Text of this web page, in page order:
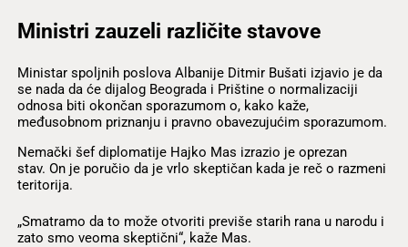
Ministri zauzeli različite stavove
Ministar spoljnih poslova Albanije Ditmir Bušati izjavio je da
se nada da će dijalog Beograda i Prištine o normalizaciji
odnosa biti okončan sporazumom o, kako kaže,
međusobnom priznanju i pravno obavezujućim sporazumom.
Nemački šef diplomatije Hajko Mas izrazio je oprezan
stav. On je poručio da je vrlo skeptičan kada je reč o razmeni
teritorija.
„Smatramo da to može otvoriti previše starih rana u narodu i
zato smo veoma skeptični“, kaže Mas.